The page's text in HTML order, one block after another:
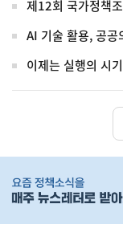
제12회 국가정책
AI 기술 활용, 공공
이제는 실행의 시
단